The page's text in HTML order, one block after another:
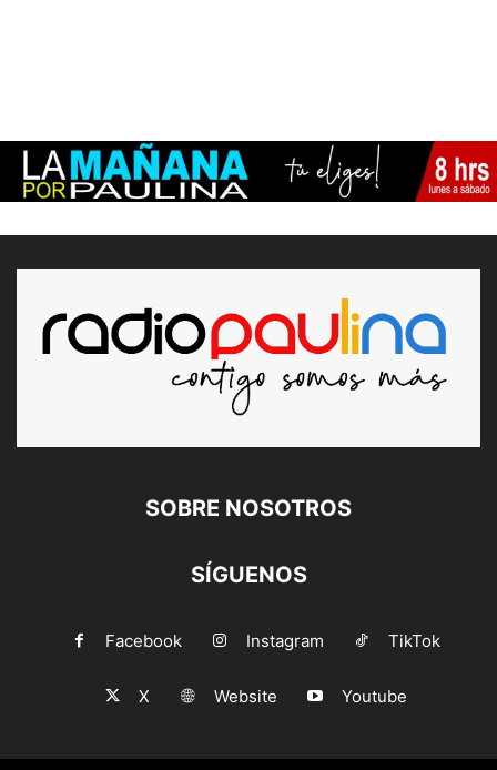
SOBRE NOSOTROS
SÍGUENOS
Facebook Instagram TikTok
X Website Youtube